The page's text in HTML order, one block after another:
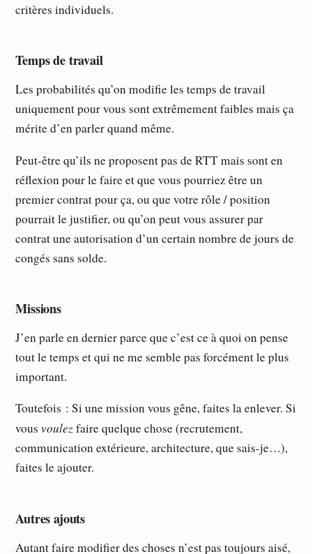
critères individuels.
Temps de travail
Les probabilités qu’on modifie les temps de travail
uniquement pour vous sont extrêmement faibles mais ça
mérite d’en parler quand même.
Peut-être qu’ils ne proposent pas de RTT mais sont en
réflexion pour le faire et que vous pourriez être un
premier contrat pour ça, ou que votre rôle / position
pourrait le justifier, ou qu’on peut vous assurer par
contrat une autorisation d’un certain nombre de jours de
congés sans solde.
Missions
J’en parle en dernier parce que c’est ce à quoi on pense
tout le temps et qui ne me semble pas forcément le plus
important.
Toutefois : Si une mission vous gêne, faites la enlever. Si
vousvoulezfaire quelque chose (recrutement,
communication extérieure, architecture, que sais-je…),
faites le ajouter.
Autres ajouts
Autant faire modifier des choses n’est pas toujours aisé,